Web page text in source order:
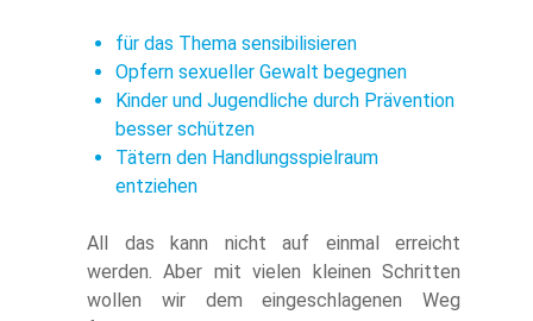
für das Thema sensibilisieren
Opfern sexueller Gewalt begegnen
Kinder und Jugendliche durch Prävention
besser schützen
Tätern den Handlungsspielraum
entziehen
All das kann nicht auf einmal erreicht
werden. Aber mit vielen kleinen Schritten
wollen wir dem eingeschlagenen Weg